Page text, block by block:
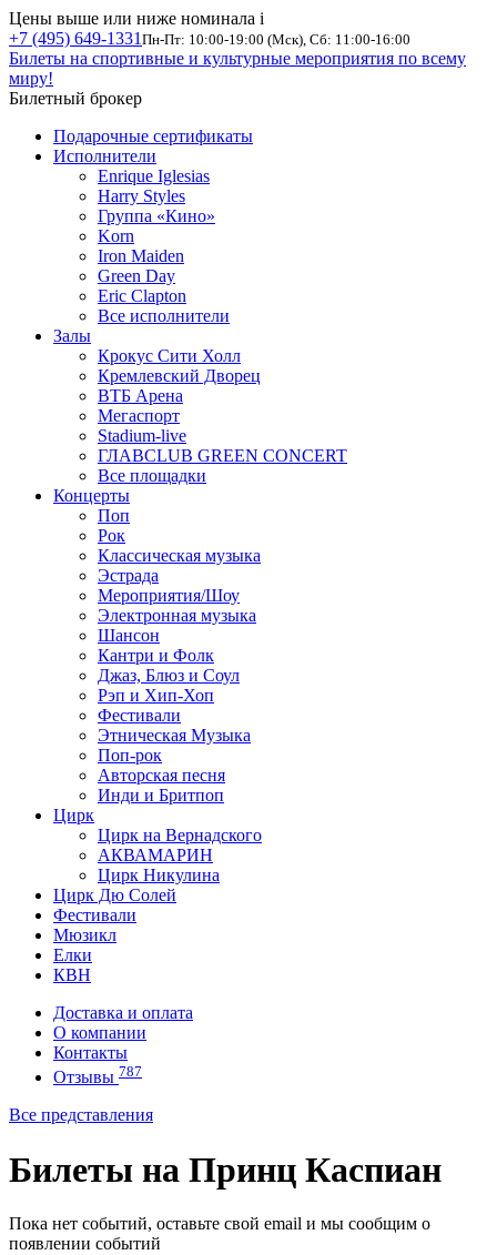
Цены выше или ниже номинала i
+7 (495) 649-1331 Пн-Пт: 10:00-19:00 (Мск), Сб: 11:00-16:00
Билеты на спортивные и культурные мероприятия по всему
миру!
Билетный брокер
Подарочные сертификаты
Исполнители
Enrique Iglesias
Harry Styles
Группа «Кино»
Korn
Iron Maiden
Green Day
Eric Clapton
Все исполнители
Залы
Крокус Сити Холл
Кремлевский Дворец
ВТБ Арена
Мегаспорт
Stadium-live
ГЛАВCLUB GREEN CONCERT
Все площадки
Концерты
Поп
Рок
Классическая музыка
Эстрада
Мероприятия/Шоу
Электронная музыка
Шансон
Кантри и Фолк
Джаз, Блюз и Соул
Рэп и Хип-Хоп
Фестивали
Этническая Музыка
Поп-рок
Авторская песня
Инди и Бритпоп
Цирк
Цирк на Вернадского
АКВАМАРИН
Цирк Никулина
Цирк Дю Солей
Фестивали
Мюзикл
Елки
КВН
Доставка и оплата
О компании
Контакты
Отзывы 787
Все представления
Билеты на Принц Каспиан
Пока нет событий, оставьте свой email и мы сообщим о
появлении событий